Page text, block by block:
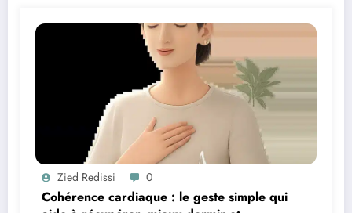
Zied Redissi 0
Cohérence cardiaque : le geste simple qui